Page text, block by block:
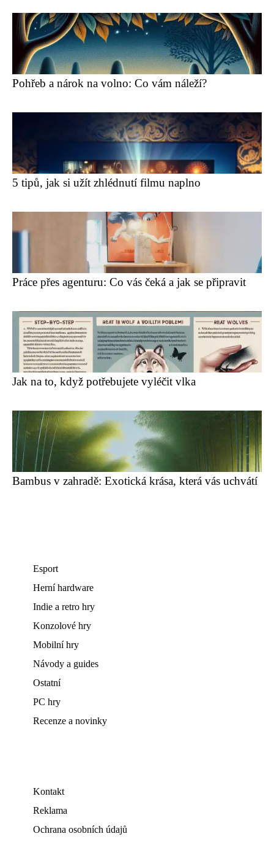
Pohřeb a nárok na volno: Co vám náleží?
5 tipů, jak si užít zhlédnutí filmu naplno
Práce přes agenturu: Co vás čeká a jak se připravit
Jak na to, když potřebujete vyléčit vlka
Bambus v zahradě: Exotická krása, která vás uchvátí
Esport
Herní hardware
Indie a retro hry
Konzolové hry
Mobilní hry
Návody a guides
Ostatní
PC hry
Recenze a novinky
Kontakt
Reklama
Ochrana osobních údajů